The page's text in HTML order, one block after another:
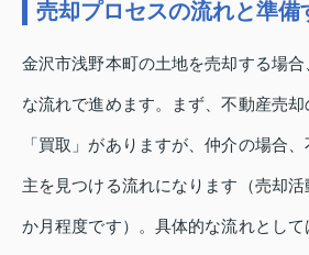
売却プロセスの流れと準備
金沢市浅野本町の土地を売却する場合
な流れで進めます。まず、不動産売
「買取」がありますが、仲介の場合
主を見つける流れになります（売却
か月程度です）。具体的な流れとして